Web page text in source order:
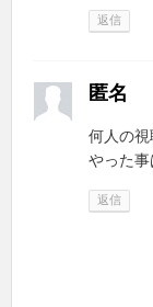
返信
匿名
何人の
やった
返信